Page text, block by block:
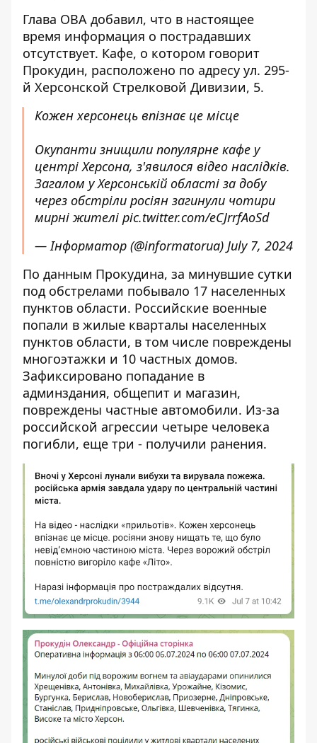
Глава ОВА добавил, что в настоящее
время информация о пострадавших
отсутствует. Кафе, о котором говорит
Прокудин, расположено по адресу ул. 295-
й Херсонской Стрелковой Дивизии, 5.
Кожен херсонець впізнає це місце
Окупанти знищили популярне кафе у
центрі Херсона, з'явилося відео наслідків.
Загалом у Херсонській області за добу
через обстріли росіян загинули чотири
мирні жителі pic.twitter.com/eCJrrfAoSd
— Інформатор (@informatorua) July 7, 2024
По данным Прокудина, за минувшие сутки
под обстрелами побывало 17 населенных
пунктов области. Российские военные
попали в жилые кварталы населенных
пунктов области, в том числе повреждены
многоэтажки и 10 частных домов.
Зафиксировано попадание в
админздания, общепит и магазин,
повреждены частные автомобили. Из-за
российской агрессии четыре человека
погибли, еще три - получили ранения.